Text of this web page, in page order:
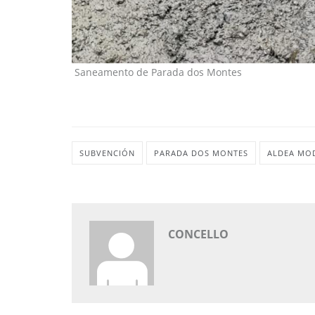
Saneamento de Parada dos Montes
SUBVENCIÓN PARADA DOS MONTES ALDEA
CONCELLO